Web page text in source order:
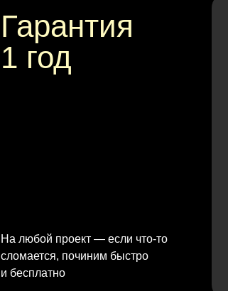
Гарантия
1 год
На любой проект — если что‑то
сломается, починим быстро
и бесплатно